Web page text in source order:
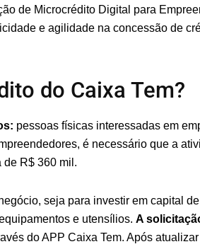
de Microcrédito Digital para
e agilidade na concessão de
do Caixa Tem?
pessoas físicas interessadas em
é necessário que a
de R$ 360 mil.
seja para investir em capital
e utensílios. A
do APP Caixa Tem. Após